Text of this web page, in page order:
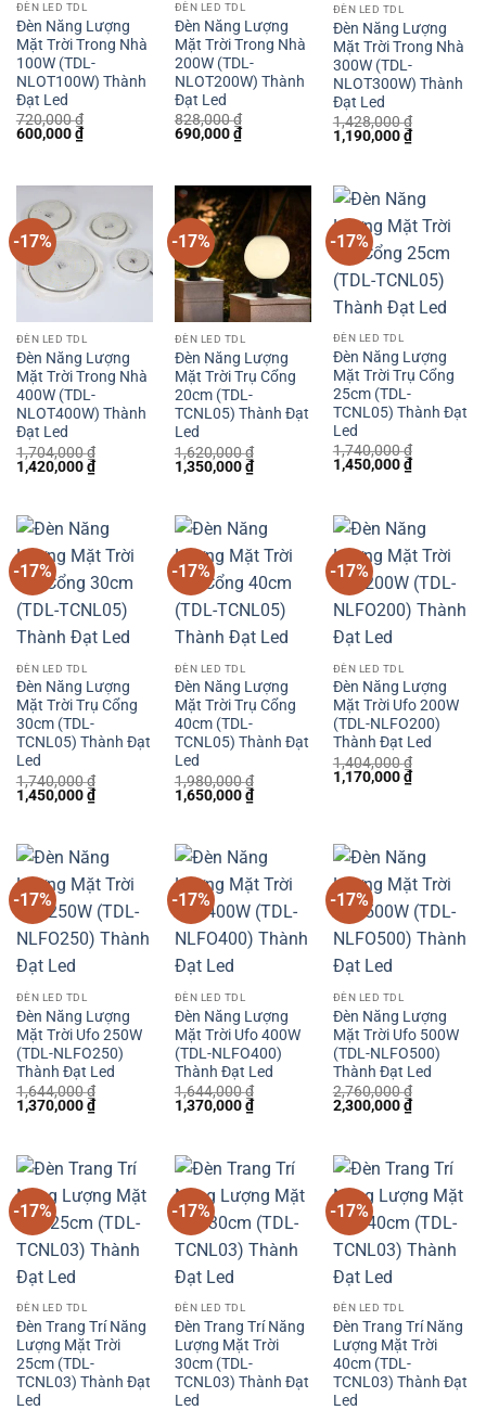
ĐÈN LED TDL
Đèn Năng Lượng
Mặt Trời Trong Nhà
100W (TDL-
NLOT100W) Thành
Đạt Led
720,000₫
Giá
600,000₫Giá
hiện
600,000 ₫.
ĐÈN LED TDL
Đèn Năng Lượng
Mặt Trời Trong Nhà
200W (TDL-
NLOT200W) Thành
Đạt Led
828,000₫
Giá
690,000₫Giá
hiện
690,000 ₫.
ĐÈN LED TDL
Đèn Năng Lượng
Mặt Trời Trong Nhà
300W (TDL-
NLOT300W) Thành
Đạt Led
1,428,000₫
Giá
gốc
1,190,000₫Giá
hiện
-17%
ĐÈN LED TDL
Đèn Năng Lượng
Mặt Trời Trong Nhà
400W (TDL-
NLOT400W) Thành
Đạt Led
1,704,000₫
Giá
gốc
1,420,000₫Giá
hiện
1,420,000 ₫.
-17%
ĐÈN LED TDL
Đèn Năng Lượng
Mặt Trời Trụ Cổng
20cm (TDL-
TCNL05) Thành Đạt
Led
1,620,000₫
Giá
gốc
1,350,000₫Giá
hiện
1,350,000 ₫.
-17%
ĐÈN LED TDL
Đèn Năng Lượng
Mặt Trời Trụ Cổng
25cm (TDL-
TCNL05) Thành Đạt
Led
1,740,000₫
Giá
gốc
1,450,000₫Giá
hiện
-17%
ĐÈN LED TDL
Đèn Năng Lượng
Mặt Trời Trụ Cổng
30cm (TDL-
TCNL05) Thành Đạt
Led
1,740,000₫
Giá
gốc
1,450,000₫Giá
hiện
1,450,000 ₫.
-17%
ĐÈN LED TDL
Đèn Năng Lượng
Mặt Trời Trụ Cổng
40cm (TDL-
TCNL05) Thành Đạt
Led
1,980,000₫
Giá
gốc
1,650,000₫Giá
hiện
1,650,000 ₫.
-17%
ĐÈN LED TDL
Đèn Năng Lượng
Mặt Trời Ufo 200W
(TDL-NLFO200)
Thành Đạt Led
1,404,000₫
Giá
gốc
1,170,000₫Giá
hiện
-17%
ĐÈN LED TDL
Đèn Năng Lượng
Mặt Trời Ufo 250W
(TDL-NLFO250)
Thành Đạt Led
1,644,000₫
Giá
gốc
1,370,000₫Giá
hiện
1,370,000 ₫.
-17%
ĐÈN LED TDL
Đèn Năng Lượng
Mặt Trời Ufo 400W
(TDL-NLFO400)
Thành Đạt Led
1,644,000₫
Giá
gốc
1,370,000₫Giá
hiện
1,370,000 ₫.
-17%
ĐÈN LED TDL
Đèn Năng Lượng
Mặt Trời Ufo 500W
(TDL-NLFO500)
Thành Đạt Led
2,760,000₫
Giá
gốc
2,300,000₫Giá
hiện
2,300,000
-17%
ĐÈN LED TDL
Đèn Trang Trí Năng
Lượng Mặt Trời
25cm (TDL-
TCNL03) Thành Đạt
Led
-17%
ĐÈN LED TDL
Đèn Trang Trí Năng
Lượng Mặt Trời
30cm (TDL-
TCNL03) Thành Đạt
Led
-17%
ĐÈN LED TDL
Đèn Trang Trí Năng
Lượng Mặt Trời
40cm (TDL-
TCNL03) Thành Đạt
Led